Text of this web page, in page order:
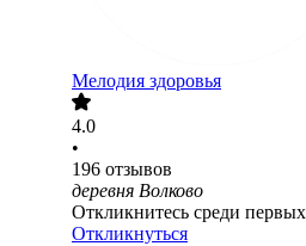
Мелодия здоровья
4.0
•
196 отзывов
деревня Волково
Откликнитесь среди первых
Откликнуться